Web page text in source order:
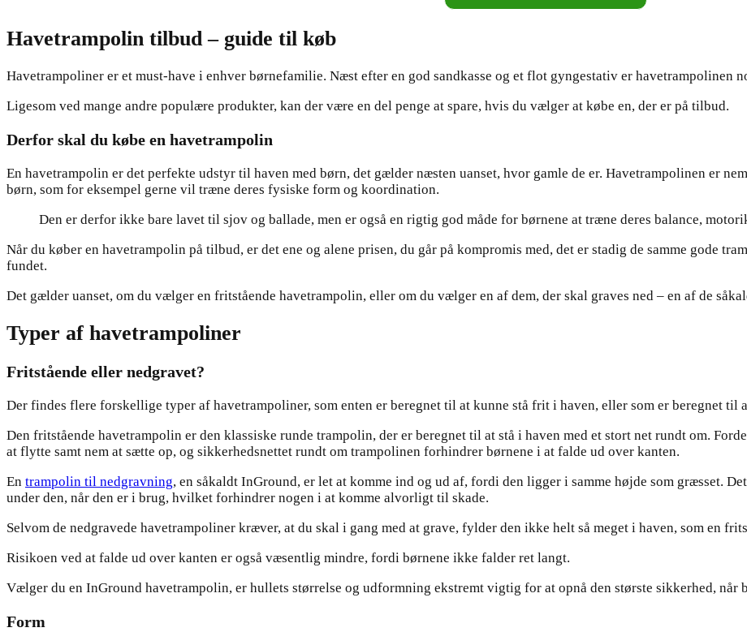
Havetrampolin tilbud – guide til køb
Havetrampoliner er et must-have i enhver børnefamilie. Næst efter en god sandkasse og et flot gyngestativ er havetrampolinen
Ligesom ved mange andre populære produkter, kan der være en del penge at spare, hvis du vælger at købe en, der er på tilbud.
Derfor skal du købe en havetrampolin
En havetrampolin er det perfekte udstyr til haven med børn, det gælder næsten uanset, hvor gamle de er. Havetrampolinen er
børn, som for eksempel gerne vil træne deres fysiske form og koordination.
Den er derfor ikke bare lavet til sjov og ballade, men er også en rigtig god måde for børnene at træne deres balance,
Når du køber en havetrampolin på tilbud, er det ene og alene prisen, du går på kompromis med, det er stadig de samme gode
fundet.
Det gælder uanset, om du vælger en fritstående havetrampolin, eller om du vælger en af dem, der skal graves ned – en af de
Typer af havetrampoliner
Fritstående eller nedgravet?
Der findes flere forskellige typer af havetrampoliner, som enten er beregnet til at kunne stå frit i haven, eller som er beregnet til
Den fritstående havetrampolin er den klassiske runde trampolin, der er beregnet til at stå i haven med et stort net rundt om.
at flytte samt nem at sætte op, og sikkerhedsnettet rundt om trampolinen forhindrer børnene i at falde ud over kanten.
En trampolin til nedgravning, en såkaldt InGround, er let at komme ind og ud af, fordi den ligger i samme højde som græsset.
under den, når den er i brug, hvilket forhindrer nogen i at komme alvorligt til skade.
Selvom de nedgravede havetrampoliner kræver, at du skal i gang med at grave, fylder den ikke helt så meget i haven, som en
Risikoen ved at falde ud over kanten er også væsentlig mindre, fordi børnene ikke falder ret langt.
Vælger du en InGround havetrampolin, er hullets størrelse og udformning ekstremt vigtig for at opnå den største sikkerhed, når
Form